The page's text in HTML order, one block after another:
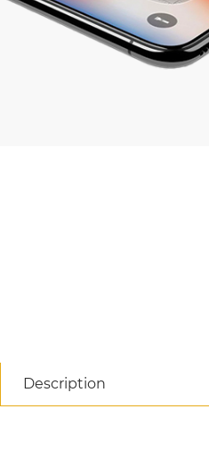
Description